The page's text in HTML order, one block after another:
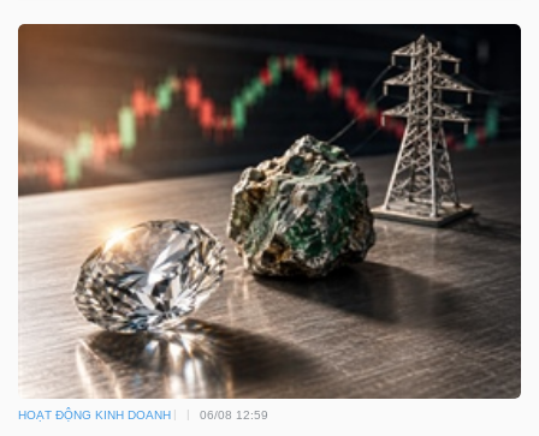
HOẠT ĐỘNG KINH DOANH 06/08 12:59